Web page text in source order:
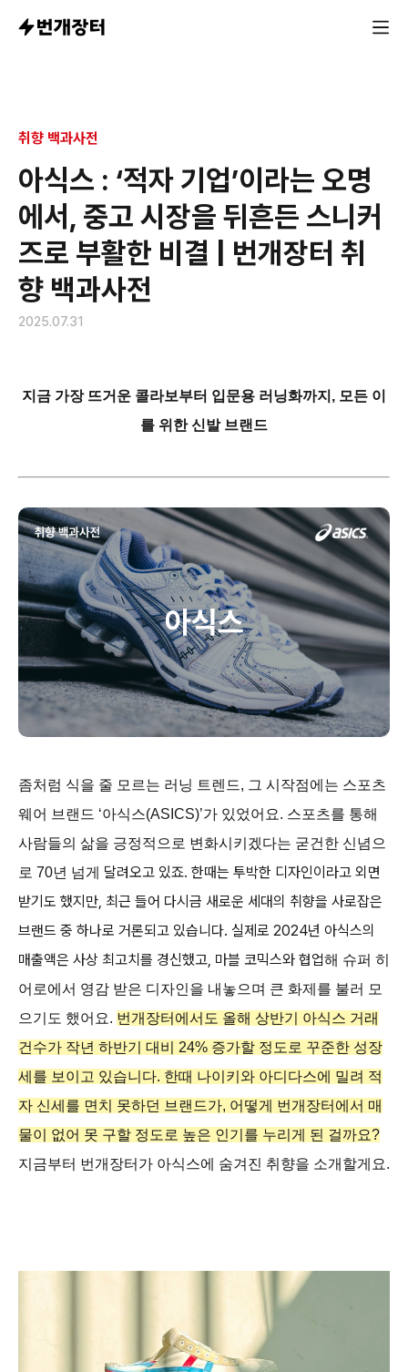
취향 백과사전
아식스 : ‘적자 기업’이라는 오명
에서, 중고 시장을 뒤흔든 스니커
즈로 부활한 비결 | 번개장터 취
향 백과사전
지금 가장 뜨거운 콜라보부터 입문용 러닝화까지, 모든 이
2025.07.31
지금 가장 뜨거운 콜라보부터 입문용 러닝화까지, 모든 이
를 위한 신발 브랜드
좀처럼 식을 줄 모르는 러닝 트렌드, 그 시작점에는 스포츠
웨어 브랜드 ‘아식스(ASICS)’가 있었어요. 스포츠를 통해
사람들의 삶을 긍정적으로 변화시키겠다는 굳건한 신념으
로 70년 넘게 달려오고 있죠. 한때는 투박한 디자인이라고 외면
받기도 했지만, 최근 들어 다시금 새로운 세대의 취향을 사로잡은
브랜드 중 하나로 거론되고 있습니다. 실제로 2024년 아식스의
매출액은 사상 최고치를 경신했고, 마블 코믹스와 협업해 슈퍼 히
어로에서 영감 받은 디자인을 내놓으며 큰 화제를 불러 모
으기도 했어요. 번개장터에서도 올해 상반기 아식스 거래
건수가 작년 하반기 대비 24% 증가할 정도로 꾸준한 성장
세를 보이고 있습니다. 한때 나이키와 아디다스에 밀려 적
자 신세를 면치 못하던 브랜드가, 어떻게 번개장터에서 매
물이 없어 못 구할 정도로 높은 인기를 누리게 된 걸까요?
지금부터 번개장터가 아식스에 숨겨진 취향을 소개할게요.